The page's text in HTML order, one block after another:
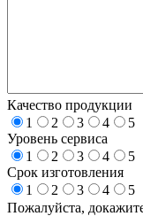
Качество продукции
1
2 3 4
5
Уровень сервиса
1
2 3 4
5
Срок изготовления
1
2 3 4
5
Пожалуйста,